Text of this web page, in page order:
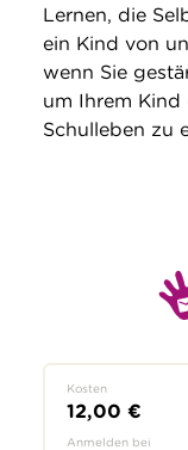
Lernen, die
ein Kind von
wenn Sie
um Ihrem Kind
Schulleben zu
Kosten
12,00 €
Anmelden bei